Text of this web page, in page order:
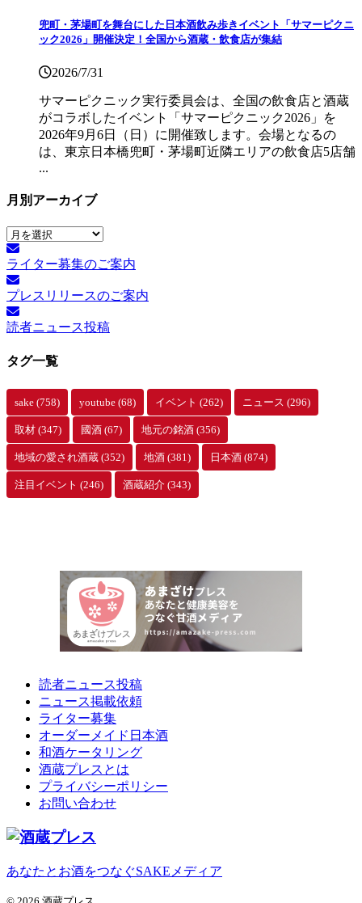
兜町・茅場町を舞台にした日本酒飲み歩きイベント「サマーピクニ
ック2026」開催決定！全国から酒蔵・飲食店が集結
2026/7/31
サマーピクニック実⾏委員会は、全国の飲⾷店と酒蔵
がコラボしたイベント「サマーピクニック2026」を
2026年9月6日（日）に開催致します。会場となるの
は、東京日本橋兜町・茅場町近隣エリアの飲食店5店舗
...
月別アーカイブ
月
別
ア
ー
カ
イ
ブ
ライター募集のご案内
プレスリリースのご案内
読者ニュース投稿
タグ一覧
sake (758) youtube (68) イベント (262) ニュース (296)
取材 (347) 國酒 (67) 地元の銘酒 (356)
地域の愛され酒蔵 (352) 地酒 (381) 日本酒 (874)
注目イベント (246) 酒蔵紹介 (343)
読者ニュース投稿
ニュース掲載依頼
ライター募集
オーダーメイド日本酒
和酒ケータリング
酒蔵プレスとは
プライバシーポリシー
お問い合わせ
あなたとお酒をつなぐSAKEメディア